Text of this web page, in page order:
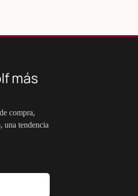
más
compra,
una tendencia